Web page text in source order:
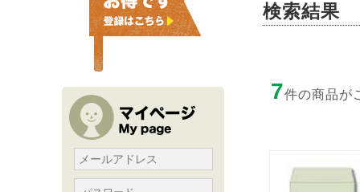
検索結果
7件の商品が